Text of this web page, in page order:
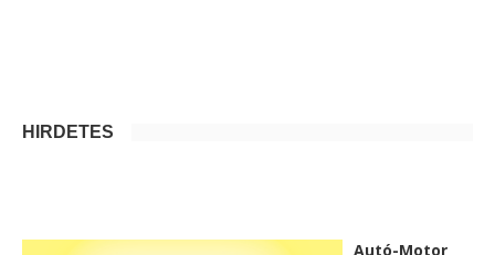
HIRDETÉS
Autó-Motor